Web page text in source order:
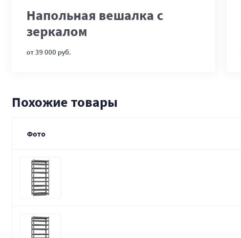
Напольная вешалка с
зеркалом
от 39 000 руб.
Похожие товары
Фото